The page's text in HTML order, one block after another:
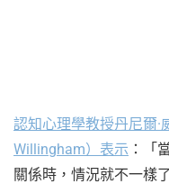
認知心理學教授丹尼爾·
Willingham）表示 ：「
關係時，情況就不一樣